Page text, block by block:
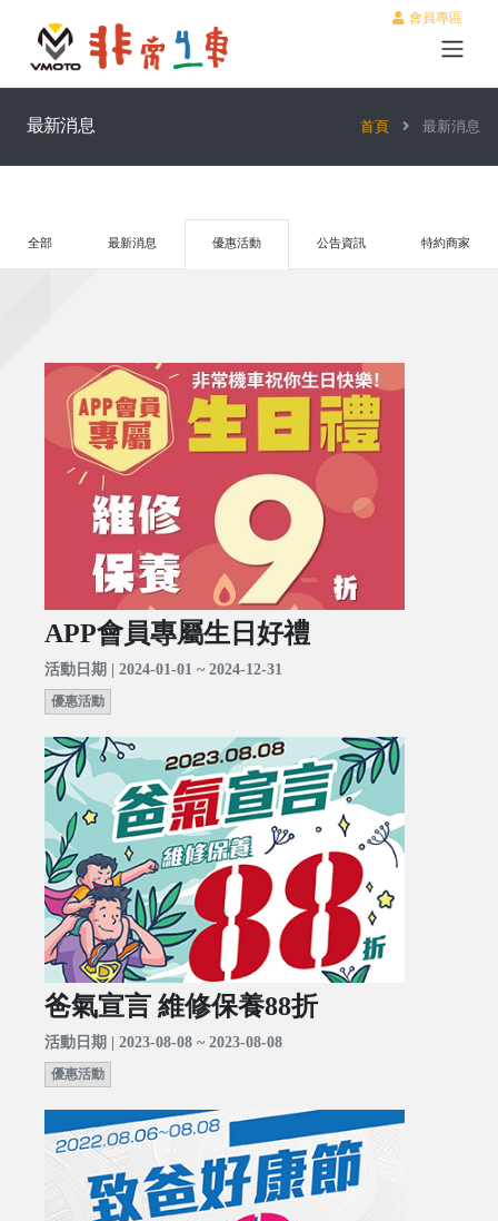
會員專區
最新消息 首頁 最新消息
全部 最新消息 優惠活動 公告資訊 特約商家
APP會員專屬生日好禮
活動日期 | 2024-01-01 ~ 2024-12-31
優惠活動
爸氣宣言 維修保養88折
活動日期 | 2023-08-08 ~ 2023-08-08
優惠活動